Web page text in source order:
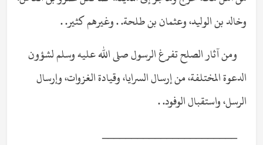
وخالد بن الوليد، وعثمان بن طلحة. . وغيرهم كثير. .
ومن آثار الصلح تفرغ الرسول صلى الله عليه وسلم لشؤون
الدعوة المختلفة، من إرسال السرايا، وقيادة الغزوات، وإرسال
الرسل، واستقبال الوفود. .
_______________________